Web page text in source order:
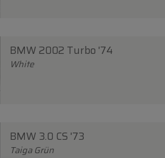
BMW 2002 Turbo '74
White
BMW 3.0 CS '73
Taiga Grün